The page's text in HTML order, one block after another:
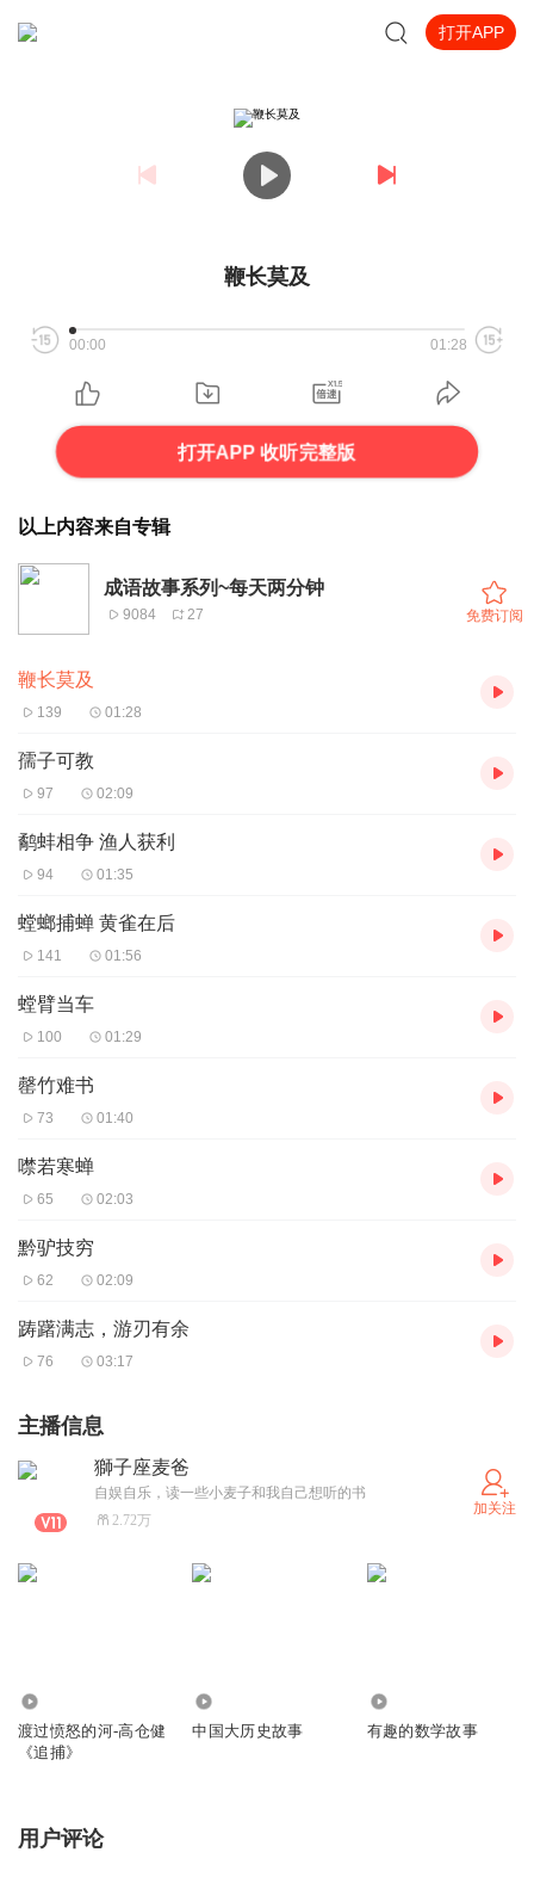
打开APP
鞭长莫及
00:00 01:28
打开APP 收听完整版
以上内容来自专辑
成语故事系列~每天两分钟
9084 27 免费订阅
鞭长莫及
139 01:28
孺子可教
97 02:09
鹬蚌相争 渔人获利
94 01:35
螳螂捕蝉 黄雀在后
141 01:56
螳臂当车
100 01:29
罄竹难书
73 01:40
噤若寒蝉
65 02:03
黔驴技穷
62 02:09
踌躇满志，游刃有余
76 03:17
主播信息
獅子座麦爸
自娱自乐，读一些小麦子和我自己想听的书
2.72万
加关注
渡过愤怒的河-高仓健
《追捕》
中国大历史故事 有趣的数学故事
用户评论